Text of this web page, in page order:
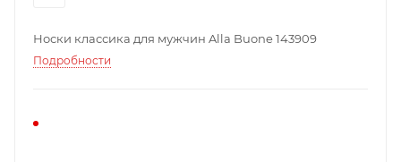
Носки классика для мужчин Alla Buone 143909
Подробности